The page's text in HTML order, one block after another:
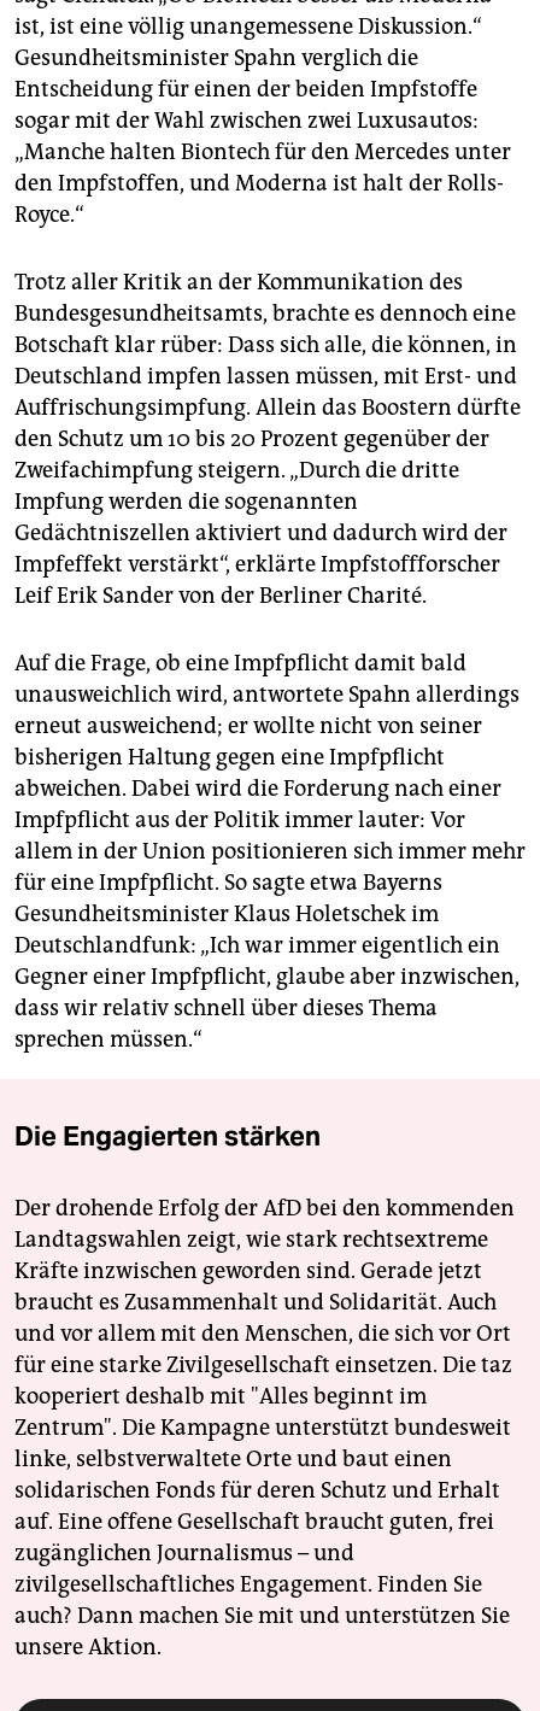
ist, ist eine völlig unangemessene Diskussion.“
Gesundheitsminister Spahn verglich die
Entscheidung für einen der beiden Impfstoffe
sogar mit der Wahl zwischen zwei Luxusautos:
„Manche halten Biontech für den Mercedes unter
den Impfstoffen, und Moderna ist halt der Rolls-
Royce.“
Trotz aller Kritik an der Kommunikation des
Bundesgesundheitsamts, brachte es dennoch eine
Botschaft klar rüber: Dass sich alle, die können, in
Deutschland impfen lassen müssen, mit Erst- und
Auffrischungsimpfung. Allein das Boostern dürfte
den Schutz um 10 bis 20 Prozent gegenüber der
Zweifachimpfung steigern. „Durch die dritte
Impfung werden die sogenannten
Gedächtniszellen aktiviert und dadurch wird der
Impfeffekt verstärkt“, erklärte Impfstoffforscher
Leif Erik Sander von der Berliner Charité.
Auf die Frage, ob eine Impfpflicht damit bald
unausweichlich wird, antwortete Spahn allerdings
erneut ausweichend; er wollte nicht von seiner
bisherigen Haltung gegen eine Impfpflicht
abweichen. Dabei wird die Forderung nach einer
Impfpflicht aus der Politik immer lauter: Vor
allem in der Union positionieren sich immer mehr
für eine Impfpflicht. So sagte etwa Bayerns
Gesundheitsminister Klaus Holetschek im
Deutschlandfunk: „Ich war immer eigentlich ein
Gegner einer Impfpflicht, glaube aber inzwischen,
dass wir relativ schnell über dieses Thema
sprechen müssen.“
Die Engagierten stärken
Der drohende Erfolg der AfD bei den kommenden
Landtagswahlen zeigt, wie stark rechtsextreme
Kräfte inzwischen geworden sind. Gerade jetzt
braucht es Zusammenhalt und Solidarität. Auch
und vor allem mit den Menschen, die sich vor Ort
für eine starke Zivilgesellschaft einsetzen. Die taz
kooperiert deshalb mit "Alles beginnt im
Zentrum". Die Kampagne unterstützt bundesweit
linke, selbstverwaltete Orte und baut einen
solidarischen Fonds für deren Schutz und Erhalt
auf. Eine offene Gesellschaft braucht guten, frei
zugänglichen Journalismus – und
zivilgesellschaftliches Engagement. Finden Sie
auch? Dann machen Sie mit und unterstützen Sie
unsere Aktion.